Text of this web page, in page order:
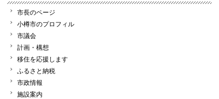
市長のページ
小樽市のプロフィル
市議会
計画・構想
移住を応援します
ふるさと納税
市政情報
施設案内